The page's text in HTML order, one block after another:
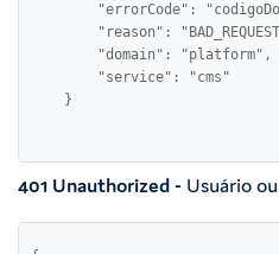
"errorCode":
"reason":
        "domain": "platform",
        "service": "cms"
401 Unauthorized - Usuário